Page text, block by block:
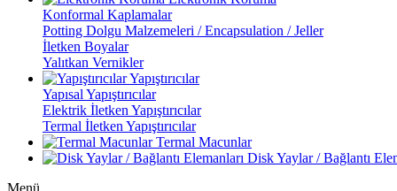
Konformal Kaplamalar
Potting Dolgu Malzemeleri / Encapsulation / Jeller
İletken Boyalar
Yalıtkan Vernikler
Yapıştırıcılar
Yapısal Yapıştırıcılar
Elektrik İletken Yapıştırıcılar
Termal İletken Yapıştırıcılar
Termal Macunlar
Disk Yaylar / Bağlantı
Menü